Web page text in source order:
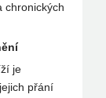
chronických
je
přání